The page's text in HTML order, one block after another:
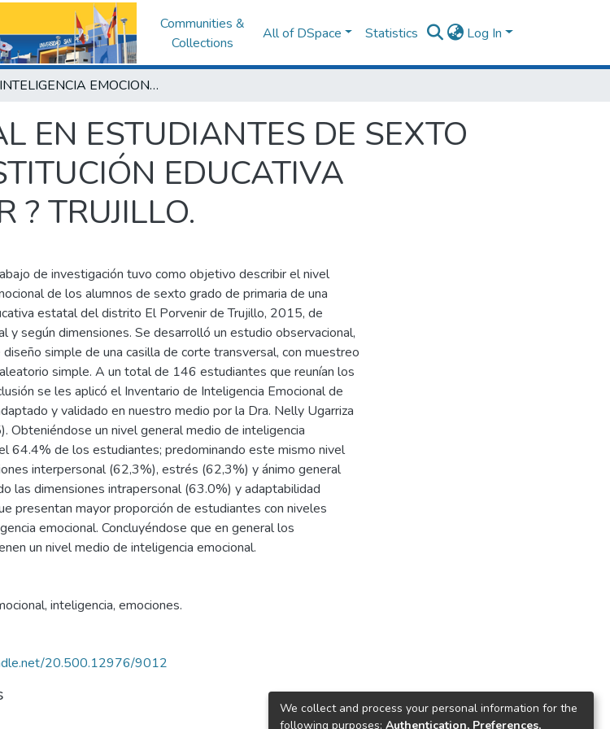
Communities &
Collections
All of DSpace Statistics Log In
INTELIGENCIA EMOCIONAL EN ESTUDIANTES DE SEXTO DE PRIMARIA DE UNA INSTITUCIÓN EDUCATIVA NACIONAL DEL PORVENIR ? TRUJILLO.
EN ESTUDIANTES DE SEXTO
EDUCATIVA
? TRUJILLO.
de investigación tuvo como objetivo describir el nivel
de los alumnos de sexto grado de primaria de una
estatal del distrito El Porvenir de Trujillo, 2015, de
y según dimensiones. Se desarrolló un estudio observacional,
simple de una casilla de corte transversal, con muestreo
simple. A un total de 146 estudiantes que reunían los
se les aplicó el Inventario de Inteligencia Emocional de
y validado en nuestro medio por la Dra. Nelly Ugarriza
Obteniéndose un nivel general medio de inteligencia
64.4% de los estudiantes; predominando este mismo nivel
interpersonal (62,3%), estrés (62,3%) y ánimo general
las dimensiones intrapersonal (63.0%) y adaptabilidad
presentan mayor proporción de estudiantes con niveles
emocional. Concluyéndose que en general los
un nivel medio de inteligencia emocional.
, inteligencia, emociones.
20.500.12976/9012
We collect and process your personal information for the
following purposes: Authentication, Preferences,